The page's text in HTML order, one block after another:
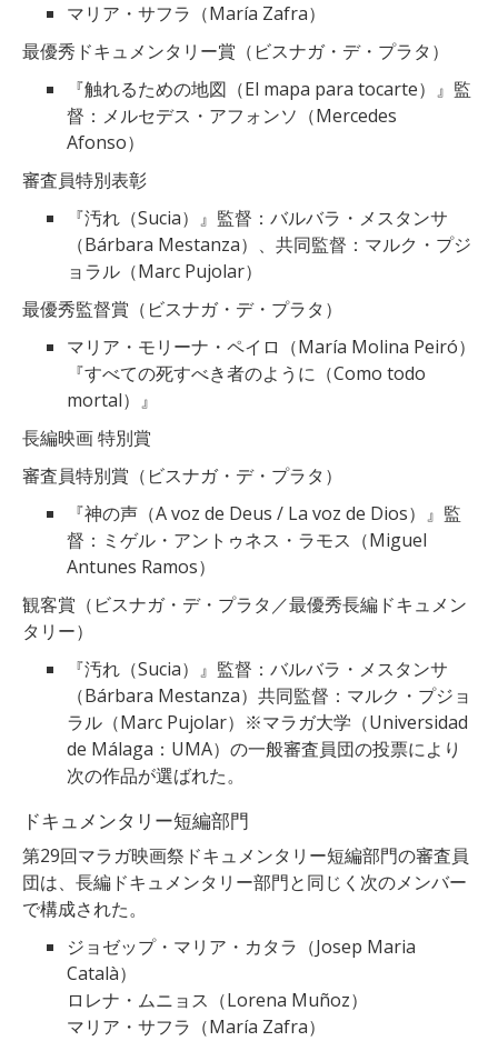
マリア・サフラ（María Zafra）
最優秀ドキュメンタリー賞（ビスナガ・デ・プラタ）
『触れるための地図（El mapa para tocarte）』監
督：メルセデス・アフォンソ（Mercedes
Afonso）
審査員特別表彰
『汚れ（Sucia）』監督：バルバラ・メスタンサ
（Bárbara Mestanza）、共同監督：マルク・プジ
ョラル（Marc Pujolar）
最優秀監督賞（ビスナガ・デ・プラタ）
マリア・モリーナ・ペイロ（María Molina Peiró）
『すべての死すべき者のように（Como todo
mortal）』
長編映画 特別賞
審査員特別賞（ビスナガ・デ・プラタ）
『神の声（A voz de Deus / La voz de Dios）』監
督：ミゲル・アントゥネス・ラモス（Miguel
Antunes Ramos）
観客賞（ビスナガ・デ・プラタ／最優秀長編ドキュメン
タリー）
『汚れ（Sucia）』監督：バルバラ・メスタンサ
（Bárbara Mestanza）共同監督：マルク・プジョ
ラル（Marc Pujolar）※マラガ大学（Universidad
de Málaga：UMA）の一般審査員団の投票により
次の作品が選ばれた。
ドキュメンタリー短編部門
第29回マラガ映画祭ドキュメンタリー短編部門の審査員
団は、長編ドキュメンタリー部門と同じく次のメンバー
で構成された。
ジョゼップ・マリア・カタラ（Josep Maria
Català）
ロレナ・ムニョス（Lorena Muñoz）
マリア・サフラ（María Zafra）